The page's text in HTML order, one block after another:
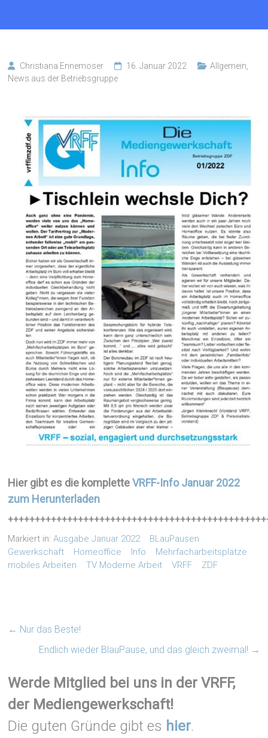
Christiana Ennemoser 16. Januar 2022 Allgemein
News aus der Betriebsgruppe
Hier gibt es die kompletteVRFF-Info Januar 2022
zum Herunterladen
Markiert in:Ausgabe Januar 2022
BLauPausen
Gewerkschaft
Homeoffice Info
Mehrfacharbeitsplätze
mobiles Arbeiten
TV Moderne Arbeit VRFF ZDF
← Nur das Beste!
Endlich wieder BlauPause, und das gleich zweimal! →
Werde Mitglied bei uns in der VRFF,
der Mediengewerkschaft!
Die guten Gründe gibt es hier.